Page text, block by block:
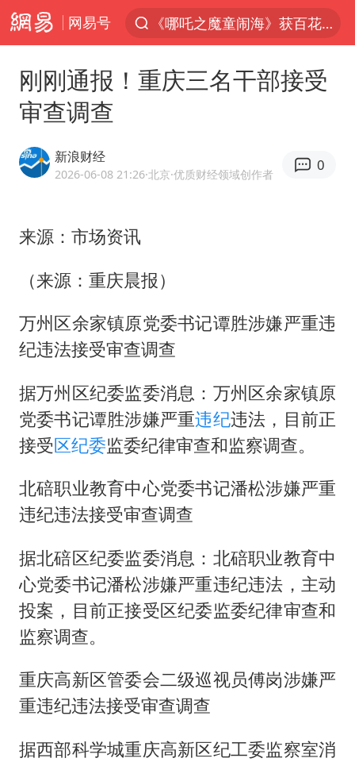
网易号
《哪吒之魔童闹海》获百花奖最佳影片
外交部：百余名菲律宾公民因非法就业、非法居留被依法处理
独闯南太行失联女子遗体已找到
广岛长崎的昨天未必不会是日本的明天
易烊千玺金鸡百花双料影帝
中方：奉劝美方解除对古巴制裁封锁
我国民营企业创新动能持续增强
真理之光，何以能照亮复兴之路？
刚刚通报！重庆三名干部接受
审查调查
新浪财经
2026-06-08 21:26·北京·优质财经领域创作者
0
来源：市场资讯
（来源：重庆晨报）
万州区余家镇原党委书记谭胜涉嫌严重违
纪违法接受审查调查
据万州区纪委监委消息：万州区余家镇原
党委书记谭胜涉嫌严重违纪违法，目前正
接受区纪委监委纪律审查和监察调查。
北碚职业教育中心党委书记潘松涉嫌严重
违纪违法接受审查调查
据北碚区纪委监委消息：北碚职业教育中
心党委书记潘松涉嫌严重违纪违法，主动
投案，目前正接受区纪委监委纪律审查和
监察调查。
重庆高新区管委会二级巡视员傅岗涉嫌严
重违纪违法接受审查调查
据西部科学城重庆高新区纪工委监察室消